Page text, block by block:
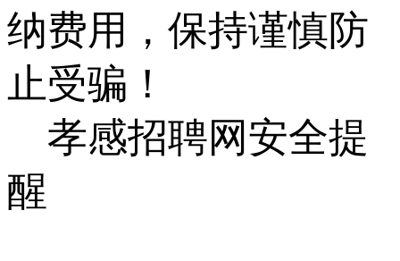
纳费用，保持谨慎防
止受骗！
孝感招聘网安全提
醒